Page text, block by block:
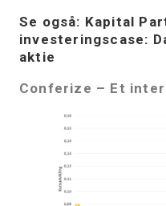
Se også: Kapital
investeringscase:
aktie
Conferize – Et